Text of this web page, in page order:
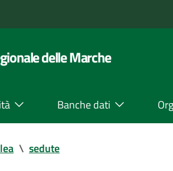
delle Marche
Banche dati
\ sedute